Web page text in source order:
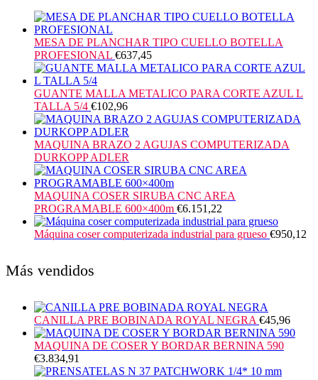
MESA DE PLANCHAR TIPO CUELLO BOTELLA
PROFESIONAL €637,45
GUANTE MALLA METALICO PARA CORTE AZUL L
TALLA 5/4 €102,96
MAQUINA BRAZO 2 AGUJAS COMPUTERIZADA
DURKOPP ADLER
MAQUINA COSER SIRUBA CNC AREA
PROGRAMABLE 600×400m €6.151,22
Máquina coser computerizada industrial para grueso €950,12
Más vendidos
CANILLA PRE BOBINADA ROYAL NEGRA €45,96
MAQUINA DE COSER Y BORDAR BERNINA 590
€3.834,91